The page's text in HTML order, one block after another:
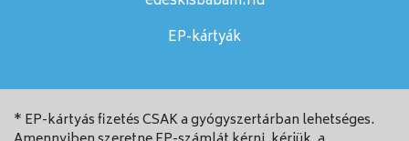
EP-kártyák
* EP-kártyás fizetés CSAK a gyógyszertárban lehetséges.